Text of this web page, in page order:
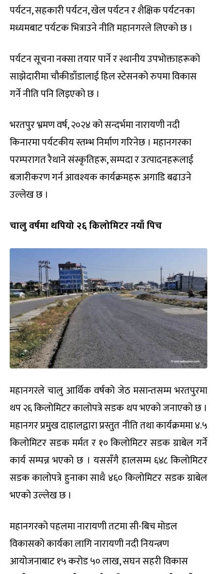
पर्यटन, सहकारी पर्यटन, खेल पर्यटन र शैक्षिक पर्यटनका
मध्यमबाट पर्यटक भित्राउने नीति महानगरले लिएको छ ।
पर्यटन सूचना नक्सा तयार पार्ने र स्थानीय उपभोक्ताहरूको
साझेदारीमा चौकीडाँडालाई हिल स्टेसनको रुपमा विकास
गर्ने नीति पनि लिइएको छ ।
भरतपुर भ्रमण वर्ष, २०२४ को सन्दर्भमा नारायणी नदी
किनारमा पर्यटकीय स्तम्भ निर्माण गरिनेछ । महानगरका
परम्परागत रैथाने संस्कृतिहरू, सम्पदा र उत्पादनहरूलाई
बजारीकरण गर्न आवश्यक कार्यक्रमहरू अगाडि बढाउने
उल्लेख छ ।
चालु वर्षमा थपियो २६ किलोमिटर नयाँ पिच
महानगरले चालु आर्थिक वर्षको जेठ मसान्तसम्म भरतपुरमा
थप २६ किलोमिटर कालोपत्रे सडक थप भएको जनाएको छ ।
महानगर प्रमुख दाहालद्वारा प्रस्तुत नीति तथा कार्यक्रममा ४.५
किलोमिटर सडक मर्मत र १० किलोमिटर सडक ग्राबेल गर्ने
कार्य सम्पन्न भएको छ । यससँगै हालसम्म ६४८ किलोमिटर
सडक कालोपत्रे हुनाका साथै ४६० किलोमिटर सडक ग्राबेल
भएको उल्लेख छ ।
महानगरको पहलमा नारायणी तटमा सी-बिच मोडल
विकासको कार्यका लागि नारायणी नदी नियन्त्रण
आयोजनाबाट १५ करोड ५० लाख, सघन सहरी विकास